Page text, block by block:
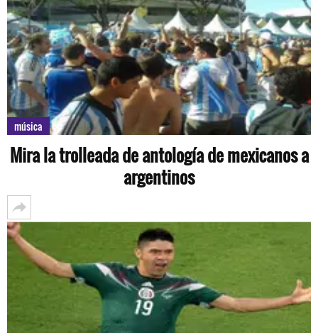
música
Mira la trolleada de antología de mexicanos a
argentinos